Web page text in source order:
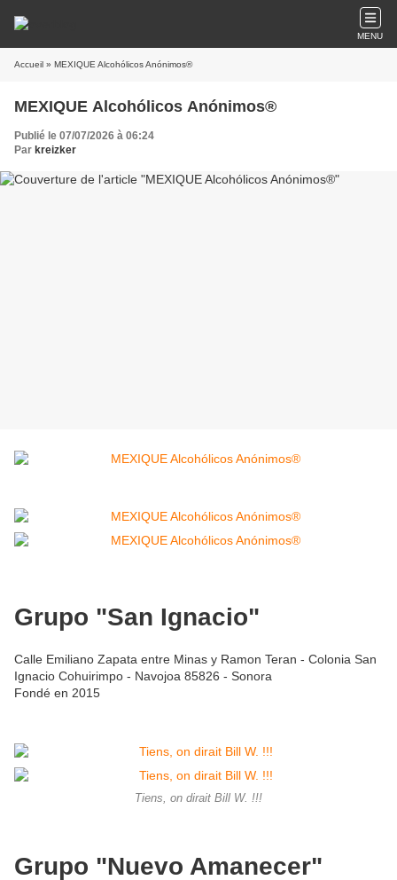
MENU
Accueil » MEXIQUE Alcohólicos Anónimos®
MEXIQUE Alcohólicos Anónimos®
Publié le 07/07/2026 à 06:24
Par kreizker
Grupo "San Ignacio"
Calle Emiliano Zapata entre Minas y Ramon Teran - Colonia San
Ignacio Cohuirimpo - Navojoa 85826 - Sonora
Fondé en 2015
Tiens, on dirait Bill W. !!!
Grupo "Nuevo Amanecer"